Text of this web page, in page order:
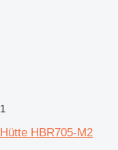
1
Hütte HBR705-M2